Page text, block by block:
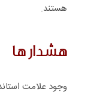
هستند.
هشدار ها
وجود علامت